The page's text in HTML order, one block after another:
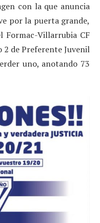
con la que anuncia
por la puerta grande,
Formac-Villarrubia CF
2 de Preferente Juvenil
uno, anotando 73